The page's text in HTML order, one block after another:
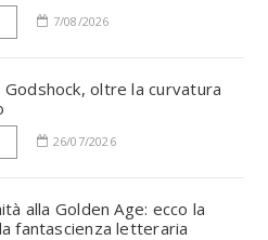
7/08/2026
Godshock, oltre la curvatura
26/07/2026
alla Golden Age: ecco la
fantascienza letteraria